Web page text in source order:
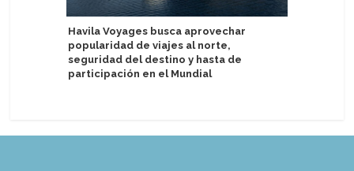
Havila Voyages busca aprovechar
popularidad de viajes al norte,
seguridad del destino y hasta de
participación en el Mundial